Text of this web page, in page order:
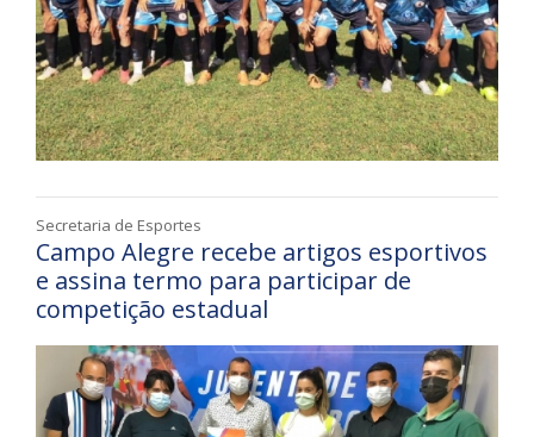
Secretaria de Esportes
Campo Alegre recebe artigos esportivos
e assina termo para participar de
competição estadual